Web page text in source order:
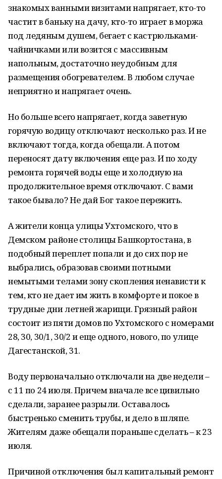
знакомых ванными визитами напрягает, кто-то
частит в баньку на дачу, кто-то играет в моржа
под ледяным душем, бегает с кастрюльками-
чайничками или возится с массивным
напольным, достаточно неудобным для
размещения обогревателем. В любом случае
неприятно и напрягает очень.
Но больше всего напрягает, когда заветную
горячую водицу отключают несколько раз. И не
включают тогда, когда обещали. А потом
переносят дату включения еще раз. И по ходу
ремонта горячей воды еще и холодную на
продолжительное время отключают. С вами
такое бывало? Не дай Бог такое пережить.
А жители конца улицы Ухтомского, что в
Демском районе столицы Башкортостана, в
подобный переплет попали и до сих пор не
выбрались, образовав своими потными
немытыми телами зону скопления ненависти к
тем, кто не дает им жить в комфорте и покое в
трудные дни летней жарищи. Грязный район
состоит из пяти домов по Ухтомского с номерами
28, 30, 30/1, 30/2 и еще одного, нового, по улице
Дагестанской, 31.
Воду первоначально отключали на две недели –
с 11 по 24 июля. Причем вначале все цивильно
сделали, заранее разрыли. Оставалось
быстренько сменить трубы, и дело в шляпе.
Жителям даже обещали пораньше сделать – к 23
июля.
Причиной отключения был капитальный ремонт